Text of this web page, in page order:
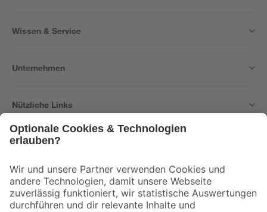
Wissen & Service
Unternehmen
Nützliche Links
Der toom Newsletter: Keine Angebote und Aktionen mehr verpassen!
Zur Newsletter Anmeldung